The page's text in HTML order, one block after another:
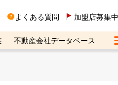
よくある質問 加盟店募集中
不動産会社データベース